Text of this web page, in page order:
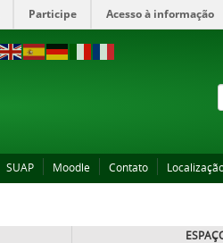
Participe Acesso à informação
SUAP Moodle Contato